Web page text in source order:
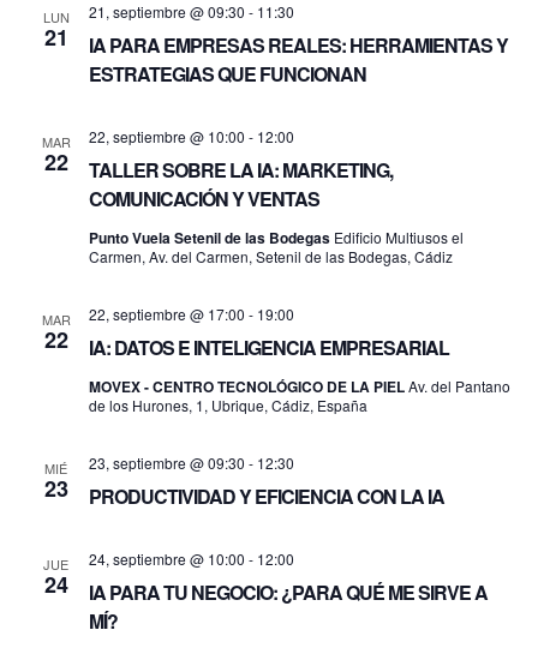
y
LUN
21
IA PARA EMPRESAS REALES: HERRAMIENTAS Y
ESTRATEGIAS QUE FUNCIONAN
21, septiembre @ 09:30 - 11:30
MAR
22
TALLER SOBRE LA IA: MARKETING,
COMUNICACIÓN Y VENTAS
22, septiembre @ 10:00 - 12:00
Punto Vuela Setenil de las Bodegas Edificio Multiusos el
Carmen, Av. del Carmen, Setenil de las Bodegas, Cádiz
MAR
22 IA: DATOS E INTELIGENCIA EMPRESARIAL
22, septiembre @ 17:00 - 19:00
MOVEX - CENTRO TECNOLÓGICO DE LA PIELAv. del Pantano
de los Hurones, 1, Ubrique, Cádiz, España
MIÉ
23 PRODUCTIVIDAD Y EFICIENCIA CON LA IA
23, septiembre @ 09:30 - 12:30
JUE
24
IA PARA TU NEGOCIO: ¿PARA QUÉ ME SIRVE A
MÍ?
24, septiembre @ 10:00 - 12:00